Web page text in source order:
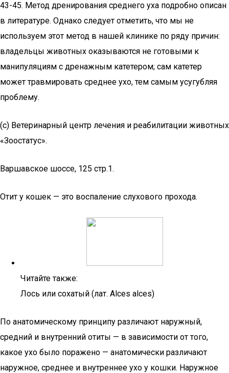
43-45. Метод дренирования среднего уха подробно описан
в литературе. Однако следует отметить, что мы не
используем этот метод в нашей клинике по ряду причин:
владельцы животных оказываются не готовыми к
манипуляциям с дренажным катетером; сам катетер
может травмировать среднее ухо, тем самым усугубляя
проблему.
(с) Ветеринарный центр лечения и реабилитации животных
«Зоостатус».
Варшавское шоссе, 125 стр.1.
Отит у кошек — это воспаление слухового прохода.
Читайте также:
Лось или сохатый (лат. Alces alces)
По анатомическому принципу различают наружный,
средний и внутренний отиты — в зависимости от того,
какое ухо было поражено — анатомически различают
наружное, среднее и внутреннее ухо у кошки. Наружное